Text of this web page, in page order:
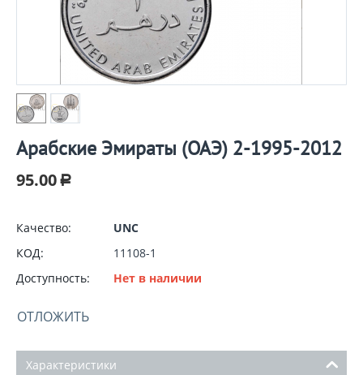
Арабские Эмираты (ОАЭ) 2-1995-2012
95.00 Р
Качество:
UNC
КОД:
11108-1
Доступность:
Нет в наличии
ОТЛОЖИТЬ
Характеристики